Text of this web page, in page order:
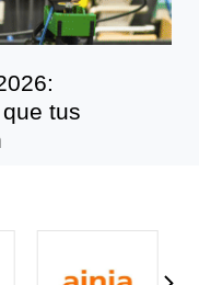
tus